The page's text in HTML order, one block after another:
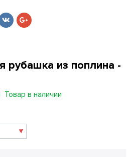
рубашка из поплина -
Товар в наличии